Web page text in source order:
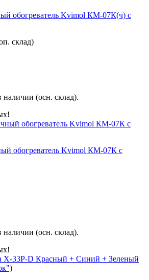
обогреватель Kvimol КМ-07К(ч) с
склад)
(осн. склад).
обогреватель Kvimol КМ-07К с
(осн. склад).